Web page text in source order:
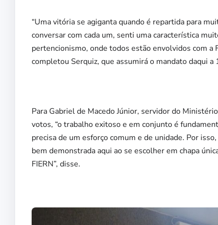
“Uma vitória se agiganta quando é repartida para
conversar com cada um, senti uma característica
pertencionismo, onde todos estão envolvidos com
completou Serquiz, que assumirá o mandato daqui a
Para Gabriel de Macedo Júnior, servidor do
votos, “o trabalho exitoso e em conjunto é
precisa de um esforço comum e de unidade. Por
bem demonstrada aqui ao se escolher em chapa
FIERN”, disse.